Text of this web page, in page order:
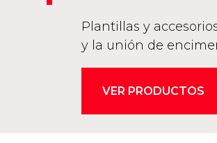
Plantillas y
y la unión de
VER PRODUCTOS